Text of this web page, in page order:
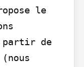
le
partir de